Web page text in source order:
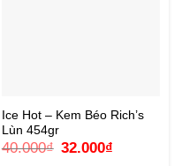
Ice Hot – Kem Béo Rich’s
Lùn 454gr
40.000₫ Giá
gốc
32.000₫Giá